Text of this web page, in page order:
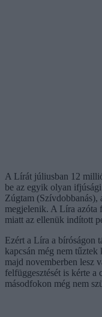
A Lírát júliusban 12
be az egyik olyan
Zúgtam (Szívdobbanás),
megjelenik. A Líra azóta
miatt az ellenük indított
Ezért a Líra a bíróságon
kapcsán még nem
majd novemberben lesz
felfüggesztését is kérte a
másodfokon még nem